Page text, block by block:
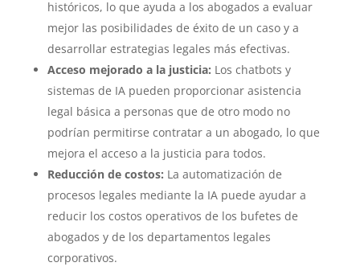
históricos, lo que ayuda a los abogados a evaluar
mejor las posibilidades de éxito de un caso y a
desarrollar estrategias legales más efectivas.
Acceso mejorado a la justicia: Los chatbots y
sistemas de IA pueden proporcionar asistencia
legal básica a personas que de otro modo no
podrían permitirse contratar a un abogado, lo que
mejora el acceso a la justicia para todos.
Reducción de costos: La automatización de
procesos legales mediante la IA puede ayudar a
reducir los costos operativos de los bufetes de
abogados y de los departamentos legales
corporativos.